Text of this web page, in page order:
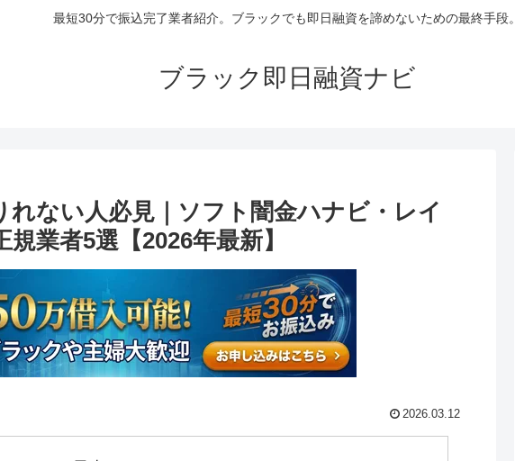
最短30分で振込完了業者紹介。ブラックでも即日融資を諦めないための最終手段。
ブラック即日融資ナビ
ない人必見｜ソフト闇金ハナビ・レイ
業者5選【2026年最新】
2026.03.12